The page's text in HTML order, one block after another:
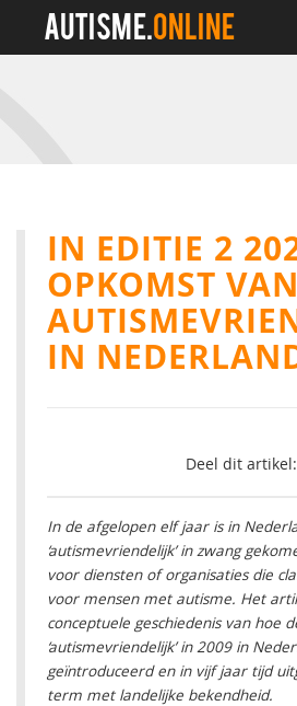
AUTISME.ONLINE
IN EDITIE 2
OPKOMST VAN
IN
Deel dit artikel:
In de afgelopen elf jaar is in
‘autismevriendelijk’ in zwang
voor diensten of organisaties die
voor mensen met autisme. Het
conceptuele geschiedenis van hoe
‘autismevriendelijk’ in 2009 in
geïntroduceerd en in vijf jaar tijd
term met landelijke bekendheid.